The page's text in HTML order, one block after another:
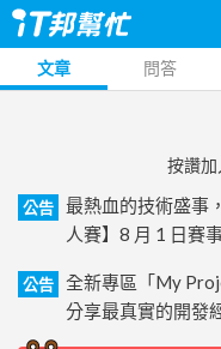
文章 問答
按讚
公告
最熱血的技術盛事
人賽】8 月 1 日賽
公告
全新專區「My
分享最真實的開發